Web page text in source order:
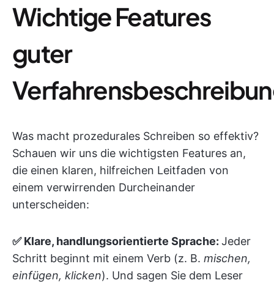
Wichtige Features
guter
Was macht prozedurales Schreiben so effektiv?
Schauen wir uns die wichtigsten Features an,
die einen klaren, hilfreichen Leitfaden von
einem verwirrenden Durcheinander
unterscheiden:
✅ Klare, handlungsorientierte Sprache: Jeder
Schritt beginnt mit einem Verb (z. B. mischen,
einfügen, klicken). Und sagen Sie dem Leser